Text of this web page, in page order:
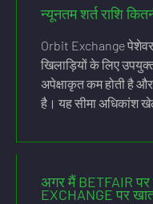
न्यूनतम शर्त राशि
Orbit Exchange पेशेवर
खिलाड़ियों के लिए
अपेक्षाकृत कम होती है
है। यह सीमा अधिकांश
अगर मैं BETFAIR पर
EXCHANGE पर